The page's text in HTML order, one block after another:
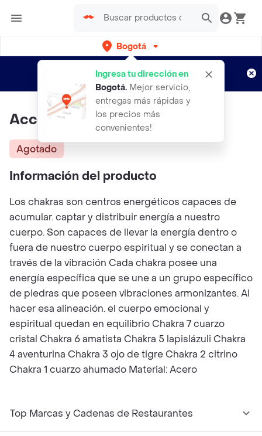
Bogotá
Ingresa tu dirección en
Bogotá. Mejor servicio,
entregas más rápidas y
los precios más
convenientes!
envíos gratis por semanas
Aplican TyC
Accesorios Eon Collar Chakras
Agotado
Información del producto
Los chakras son centros energéticos capaces de
acumular. captar y distribuir energía a nuestro
cuerpo. Son capaces de llevar la energía dentro o
fuera de nuestro cuerpo espiritual y se conectan a
través de la vibración Cada chakra posee una
energía específica que se une a un grupo específico
de piedras que poseen vibraciones armonizantes. Al
hacer esa alineación. el cuerpo emocional y
espiritual quedan en equilibrio Chakra 7 cuarzo
cristal Chakra 6 amatista Chakra 5 lapislázuli Chakra
4 aventurina Chakra 3 ojo de tigre Chakra 2 citrino
Chakra 1 cuarzo ahumado Material: Acero
Top Marcas y Cadenas de Restaurantes